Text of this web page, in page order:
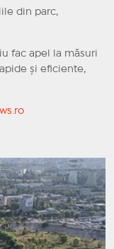
din parc,
fac apel la măsuri
și eficiente,